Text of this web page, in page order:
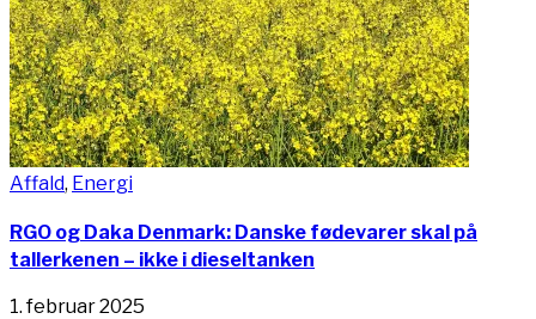
Affald, Energi
RGO og Daka Denmark: Danske fødevarer skal på
tallerkenen – ikke i dieseltanken
1. februar 2025